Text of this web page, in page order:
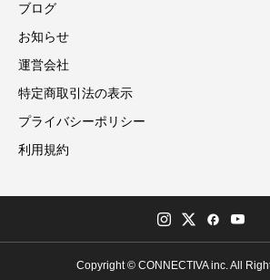
ブログ
お知らせ
運営会社
特定商取引法の表示
プライバシーポリシー
利用規約
Copyright © CONNECTIVA inc. All